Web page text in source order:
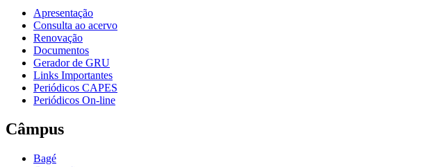
Apresentação
Consulta ao acervo
Renovação
Documentos
Gerador de GRU
Links Importantes
Periódicos CAPES
Periódicos On-line
Câmpus
Bagé